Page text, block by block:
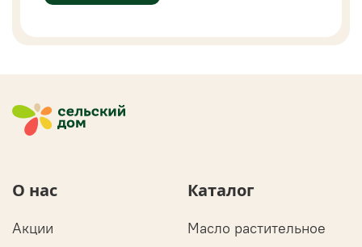
О нас
Акции
Каталог
Масло растительное